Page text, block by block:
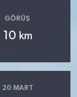
GÖRÜŞ
10 km
20 MART